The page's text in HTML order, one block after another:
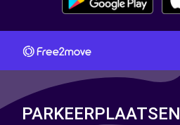
PARKEERPLAATSEN